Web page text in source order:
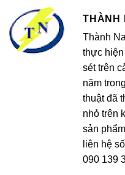
THÀNH
Thành
thực hiện
sét trên
năm
thuật đã
nhỏ trên
sản
liên hệ
090 139